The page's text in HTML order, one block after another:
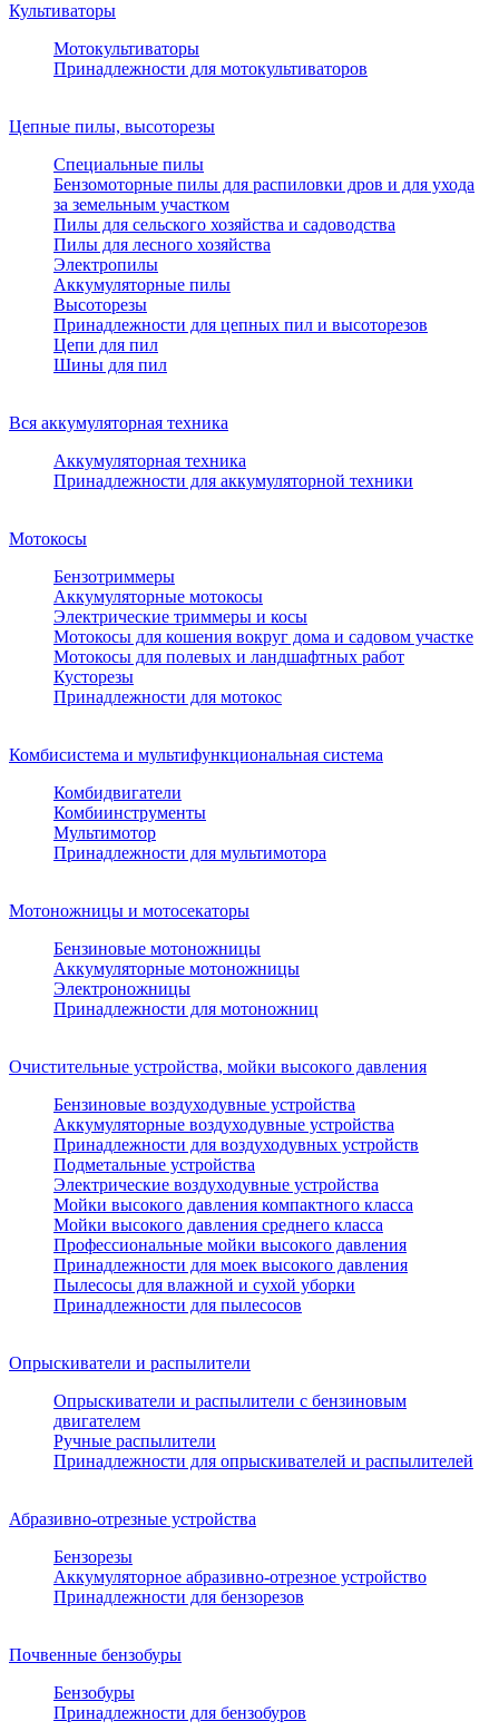
Культиваторы
Мотокультиваторы
Принадлежности для мотокультиваторов
Цепные пилы, высоторезы
Специальные пилы
Бензомоторные пилы для распиловки дров и для ухода
за земельным участком
Пилы для сельского хозяйства и садоводства
Пилы для лесного хозяйства
Электропилы
Аккумуляторные пилы
Высоторезы
Принадлежности для цепных пил и высоторезов
Цепи для пил
Шины для пил
Вся аккумуляторная техника
Аккумуляторная техника
Принадлежности для аккумуляторной техники
Мотокосы
Бензотриммеры
Аккумуляторные мотокосы
Электрические триммеры и косы
Мотокосы для кошения вокруг дома и садовом участке
Мотокосы для полевых и ландшафтных работ
Кусторезы
Принадлежности для мотокос
Комбисистема и мультифункциональная система
Комбидвигатели
Комбиинструменты
Мультимотор
Принадлежности для мультимотора
Мотоножницы и мотосекаторы
Бензиновые мотоножницы
Аккумуляторные мотоножницы
Электроножницы
Принадлежности для мотоножниц
Очистительные устройства, мойки высокого давления
Бензиновые воздуходувные устройства
Аккумуляторные воздуходувные устройства
Принадлежности для воздуходувных устройств
Подметальные устройства
Электрические воздуходувные устройства
Мойки высокого давления компактного класса
Мойки высокого давления среднего класса
Профессиональные мойки высокого давления
Принадлежности для моек высокого давления
Пылесосы для влажной и сухой уборки
Принадлежности для пылесосов
Опрыскиватели и распылители
Опрыскиватели и распылители с бензиновым
двигателем
Ручные распылители
Принадлежности для опрыскивателей и распылителей
Абразивно-отрезные устройства
Бензорезы
Аккумуляторное абразивно-отрезное устройство
Принадлежности для бензорезов
Почвенные бензобуры
Бензобуры
Принадлежности для бензобуров